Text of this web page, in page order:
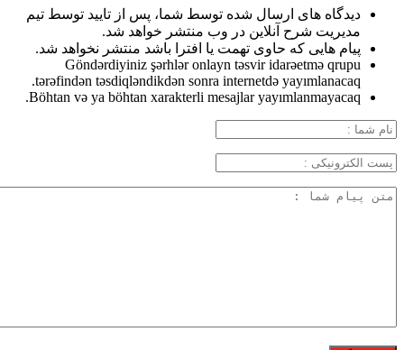
دیدگاه های ارسال شده توسط شما، پس از تایید توسط تیم
مدیریت شرح آنلاین در وب منتشر خواهد شد.
پیام هایی که حاوی تهمت یا افترا باشد منتشر نخواهد شد.
Göndərdiyiniz şərhlər onlayn təsvir idarəetmə qrupu
tərəfindən təsdiqləndikdən sonra internetdə yayımlanacaq.
Böhtan və ya böhtan xarakterli mesajlar yayımlanmayacaq.